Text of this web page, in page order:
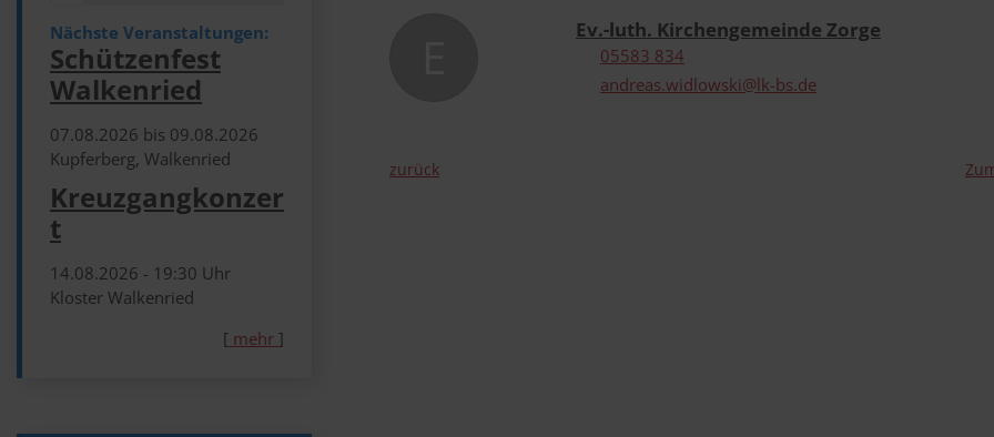
Nächste Veranstaltungen:
Schützenfest
Walkenried
07.​08.​2026 bis 09.​08.​2026
Kupferberg, Walkenried
Kreuzgangkonzer
t
14.​08.​2026 - 19:30 Uhr
Kloster Walkenried
[ mehr ]
Ev.-luth. Kirchengemeinde Zorge
05583 834
andreas.widlowski@lk-bs.de
zurück